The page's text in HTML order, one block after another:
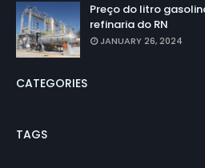
Preço do litro
refinaria do RN
JANUARY 26, 2024
CATEGORIES
TAGS